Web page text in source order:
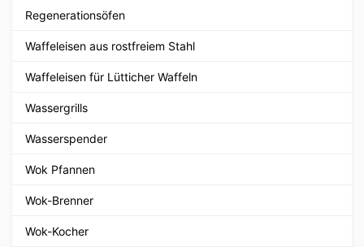
Regenerationsöfen
Waffeleisen aus rostfreiem Stahl
Waffeleisen für Lütticher Waffeln
Wassergrills
Wasserspender
Wok Pfannen
Wok-Brenner
Wok-Kocher